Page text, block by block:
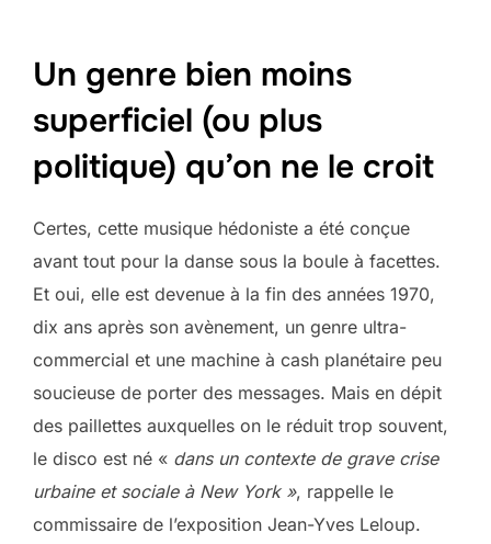
Un genre bien moins
superficiel (ou plus
politique) qu’on ne le croit
Certes, cette musique hédoniste a été conçue
avant tout pour la danse sous la boule à facettes.
Et oui, elle est devenue à la fin des années 1970,
dix ans après son avènement, un genre ultra-
commercial et une machine à cash planétaire peu
soucieuse de porter des messages. Mais en dépit
des paillettes auxquelles on le réduit trop souvent,
le disco est né « dans un contexte de grave crise
urbaine et sociale à New York », rappelle le
commissaire de l’exposition Jean-Yves Leloup.